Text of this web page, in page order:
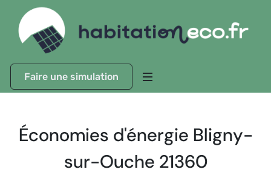
Faire une simulation
Économies d'énergie Bligny-
sur-Ouche 21360